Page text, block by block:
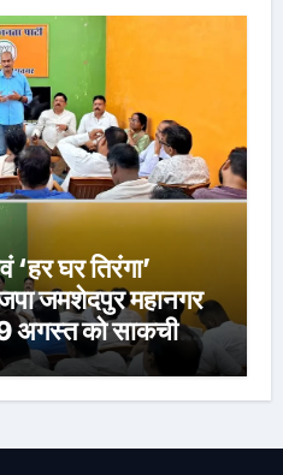
‘हर घर तिरंगा’
जमशेदपुर महानगर
अगस्त को साकची
विशाल तिरंगा